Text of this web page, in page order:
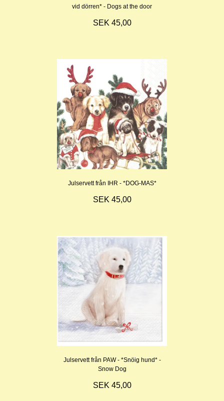
vid dörren* - Dogs at the door
SEK 45,00
Julservett från IHR - *DOG-MAS*
SEK 45,00
Julservett från PAW - *Snöig hund* -
Snow Dog
SEK 45,00